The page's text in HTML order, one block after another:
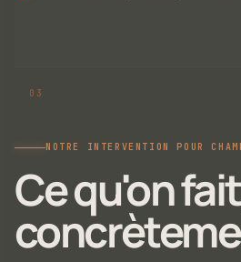
NOTRE INTERVENTION POUR
Ce qu'on